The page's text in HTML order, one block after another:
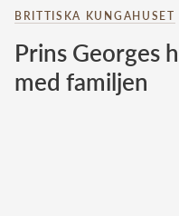
BRITTISKA KUNGAHUSET
Prins Georges
med familjen